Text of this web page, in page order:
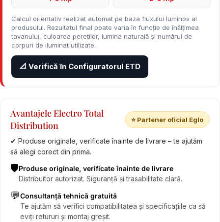
Calcul orientativ realizat automat pe baza fluxului luminos al
produsului. Rezultatul final poate varia în funcție de înălțimea
tavanului, culoarea pereților, lumina naturală și numărul de
corpuri de iluminat utilizate.
📐 Verifică în Configuratorul ETD
Avantajele Electro Total
Distribution
⭐ Partener oficial Eglo
✔ Produse originale, verificate înainte de livrare – te ajutăm
să alegi corect din prima.
🛡️Produse originale, verificate înainte de livrare
Distribuitor autorizat. Siguranță și trasabilitate clară.
💬Consultanță tehnică gratuită
Te ajutăm să verifici compatibilitatea și specificațiile ca să
eviți retururi și montaj greșit.